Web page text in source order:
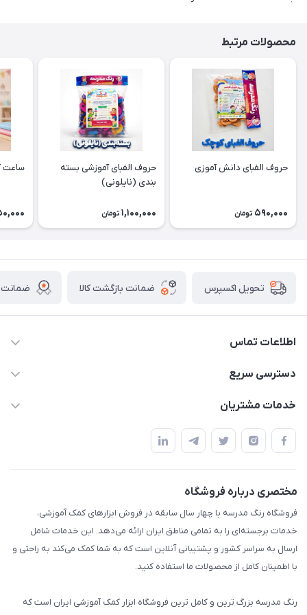
محصولات مرتبط
حروف الفبای دانش آموزی
590,000 تومان
حروف الفبای آموزشی بسته
بندی (نایلونی)
1,100,000 تومان
ساعت
تحویل اکسپرس ضمانت بازگشت کالا ضمانت
اطلاعات تماس
02136781755
دسترسی سریع
پلنر و دفتر
استایل معلم و دانش آموز
بازی و نمایش
تزئین کلاس
طرح های تشویقی
گیفت ها و جوایز
سایر محصولات
خدمات مشتریان
قوانین و مقررات
حریم خصوصی
مختصری درباره فروشگاه
فروشگاه رنگ مدرسه با چهار سال سابقه در فروش ابزارهای کمک آموزشی،
خدمات برجسته‌ای را به تمامی مناطق ایران ارائه می‌دهد. این خدمات شامل
ارسال به سراسر کشور و پشتیبانی آنلاین است که به شما کمک می‌کند به راحتی و
با اطمینان کامل از محصولات ما استفاده کنید.
رنگ مدرسه بزرگ ترین و کامل ترین فروشگاه ابزار کمک آموزشی ایران است که